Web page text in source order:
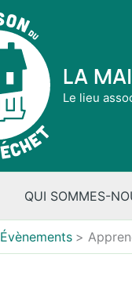
La
Le lieu
QUI SOMMES-
Évènements